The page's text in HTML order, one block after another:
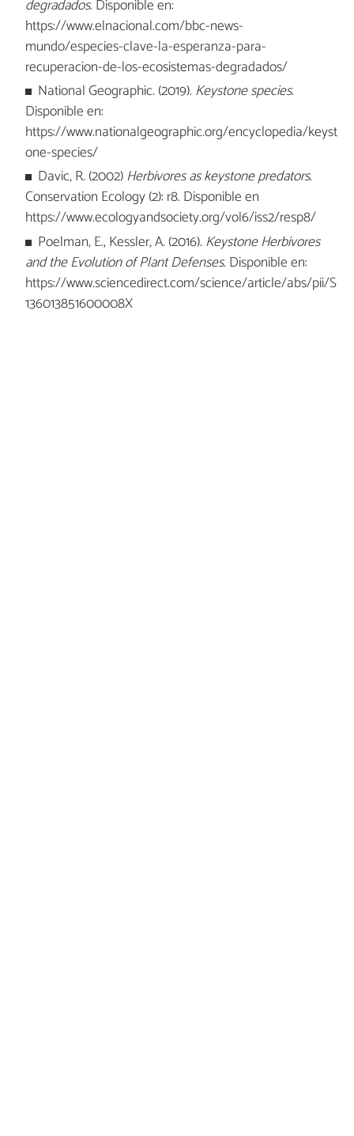
degradados. Disponible en:
https://www.elnacional.com/bbc-news-
mundo/especies-clave-la-esperanza-para-
recuperacion-de-los-ecosistemas-degradados/
National Geographic. (2019). Keystone species.
Disponible en:
https://www.nationalgeographic.org/encyclopedia/keyst
one-species/
Davic, R. (2002)Herbivores as keystone predators.
Conservation Ecology (2): r8. Disponible en
https://www.ecologyandsociety.org/vol6/iss2/resp8/
Poelman, E., Kessler, A. (2016). Keystone Herbivores
and the Evolution of Plant Defenses. Disponible en:
https://www.sciencedirect.com/science/article/abs/pii/S
136013851600008X